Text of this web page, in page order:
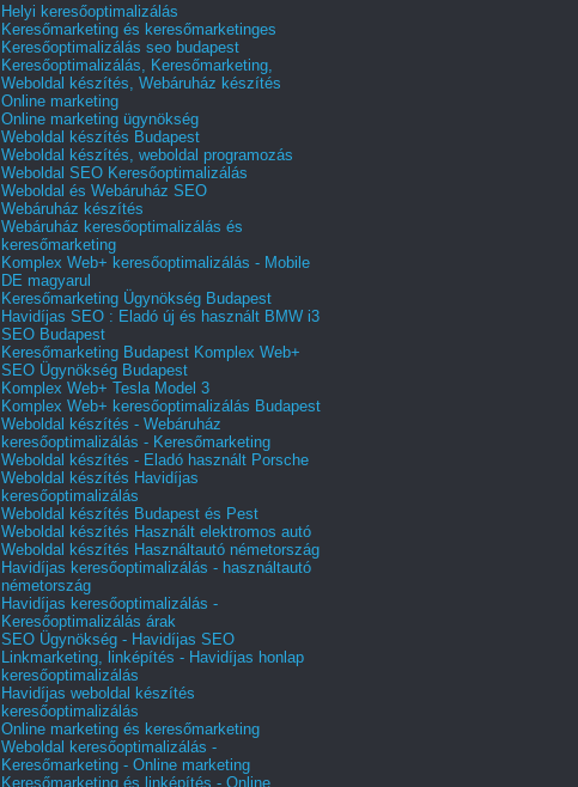
Helyi keresőoptimalizálás
Keresőmarketing és keresőmarketinges
Keresőoptimalizálás seo budapest
Keresőoptimalizálás, Keresőmarketing,
Weboldal készítés, Webáruház készítés
Online marketing
Online marketing ügynökség
Weboldal készítés Budapest
Weboldal készítés, weboldal programozás
Weboldal SEO Keresőoptimalizálás
Weboldal és Webáruház SEO
Webáruház készítés
Webáruház keresőoptimalizálás és
keresőmarketing
Komplex Web+ keresőoptimalizálás - Mobile
DE magyarul
Keresőmarketing Ügynökség Budapest
Havidíjas SEO : Eladó új és használt BMW i3
SEO Budapest
Keresőmarketing Budapest Komplex Web+
SEO Ügynökség Budapest
Komplex Web+ Tesla Model 3
Komplex Web+ keresőoptimalizálás Budapest
Weboldal készítés - Webáruház
keresőoptimalizálás - Keresőmarketing
Weboldal készítés - Eladó használt Porsche
Weboldal készítés Havidíjas
keresőoptimalizálás
Weboldal készítés Budapest és Pest
Weboldal készítés Használt elektromos autó
Weboldal készítés Használtautó németország
Havidíjas keresőoptimalizálás - használtautó
németország
Havidíjas keresőoptimalizálás -
Keresőoptimalizálás árak
SEO Ügynökség - Havidíjas SEO
Linkmarketing, linképítés - Havidíjas honlap
keresőoptimalizálás
Havidíjas weboldal készítés
keresőoptimalizálás
Online marketing és keresőmarketing
Weboldal keresőoptimalizálás -
Keresőmarketing - Online marketing
Keresőmarketing és linképítés - Online